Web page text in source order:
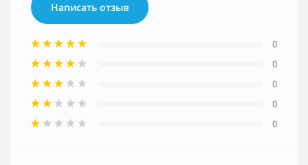
Написать отзыв
0
0
0
0
0